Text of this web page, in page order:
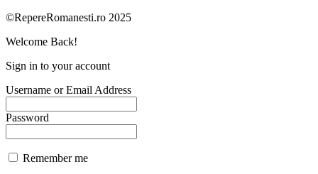
©RepereRomanesti.ro 2025
Welcome Back!
Sign in to your account
Username or Email Address
Password
Remember me